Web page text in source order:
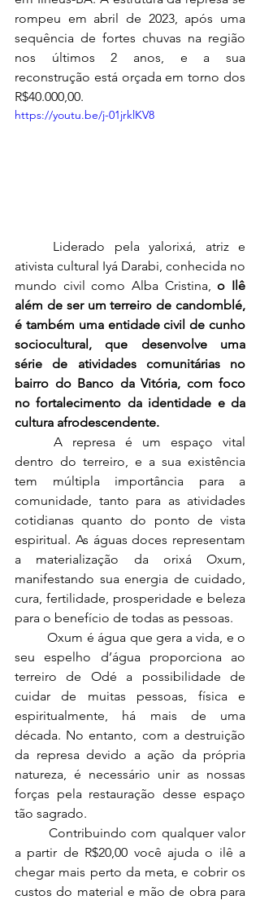
rompeu em abril de 2023, após uma
sequência de fortes chuvas na região
nos últimos 2 anos, e a sua
reconstrução está orçada em torno dos
R$40.000,00.
https://youtu.be/j-01jrklKV8
ativista cultural Iyá Darabi, conhecida no
mundo civil como Alba Cristina, o Ilê
além de ser um terreiro de candomblé,
é também uma entidade civil de cunho
sociocultural, que desenvolve uma
série de atividades comunitárias no
bairro do Banco da Vitória, com foco
no fortalecimento da identidade e da
cultura afrodescendente.
dentro do terreiro, e a sua existência
tem múltipla importância para a
comunidade, tanto para as atividades
cotidianas quanto do ponto de vista
espiritual. As águas doces representam
a materialização da orixá Oxum,
manifestando sua energia de cuidado,
cura, fertilidade, prosperidade e beleza
para o benefício de todas as pessoas.
	Oxum é água que gera a vida, e o
seu espelho d’água proporciona ao
terreiro de Odé a possibilidade de
cuidar de muitas pessoas, física e
espiritualmente, há mais de uma
década. No entanto, com a destruição
da represa devido a ação da própria
natureza, é necessário unir as nossas
forças pela restauração desse espaço
tão sagrado.
a partir de R$20,00 você ajuda o ilê a
chegar mais perto da meta, e cobrir os
custos do material e mão de obra para